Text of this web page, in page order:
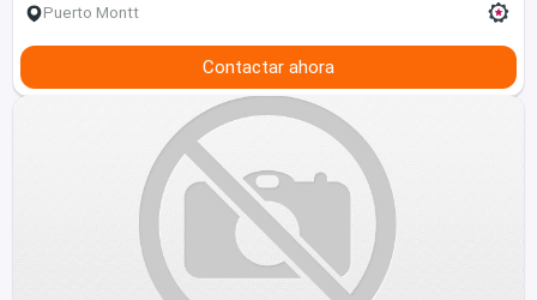
Puerto Montt
Contactar ahora